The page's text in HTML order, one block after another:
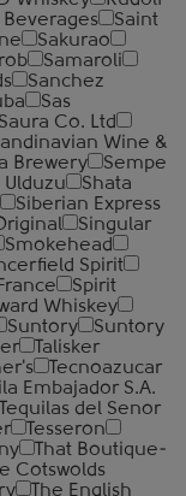
Beverages
Saint
Sakurao
Samaroli
Sanchez
Sas
Saura Co. Ltd
Wine &
Brewery
Sempe
Ulduzu
Shata
Siberian Express
Singular
Smokehead
Spirit
Spirit
Whiskey
Suntory
Suntory
Talisker
Tecnoazucar
Embajador S.A.
Tequilas del Senor
Tesseron
That Boutique-
Cotswolds
The English